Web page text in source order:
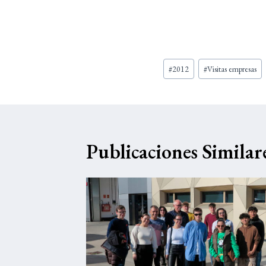
Etiquetas
de
#2012 #Visitas empresas
Publicaciones